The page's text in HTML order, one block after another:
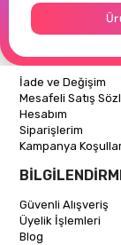
İletişim
Mağazalarımız
ALIŞVERİŞ
İade ve Değişim
Mesafeli Satış
Hesabım
Siparişlerim
Kampanya
Güvenli Alışveriş
Üyelik İşlemleri
Blog